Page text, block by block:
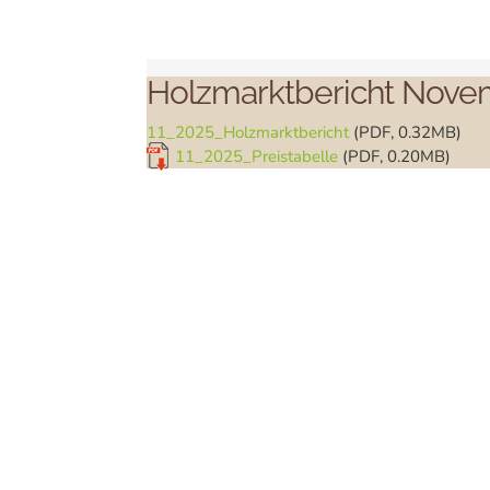
Holzmarktbericht
11_2025_Holzmarktbericht (PDF, 0.32MB)
11_2025_Preistabelle (PDF, 0.20MB)